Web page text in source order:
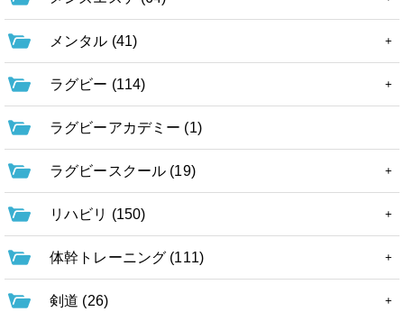
メンタル (41)
ラグビー (114)
ラグビーアカデミー (1)
ラグビースクール (19)
リハビリ (150)
体幹トレーニング (111)
剣道 (26)